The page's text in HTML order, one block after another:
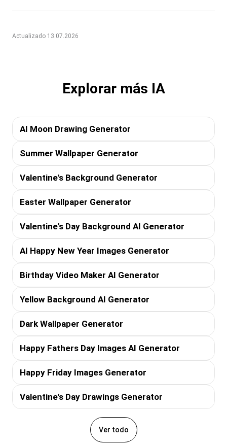
Actualizado 13.07.2026
Explorar más IA
AI Moon Drawing Generator
Summer Wallpaper Generator
Valentine's Background Generator
Easter Wallpaper Generator
Valentine's Day Background AI Generator
AI Happy New Year Images Generator
Birthday Video Maker AI Generator
Yellow Background AI Generator
Dark Wallpaper Generator
Happy Fathers Day Images AI Generator
Happy Friday Images Generator
Valentine's Day Drawings Generator
Ver todo